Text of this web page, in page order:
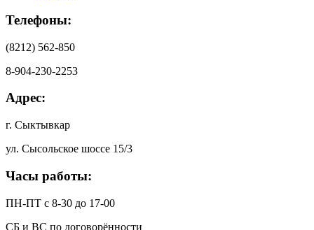
Телефоны:
(8212) 562-850
8-904-230-2253
Адрес:
г. Сыктывкар
ул. Сысольское шоссе 15/3
Часы работы:
ПН-ПТ с 8-30 до 17-00
СБ и ВС по договорённости